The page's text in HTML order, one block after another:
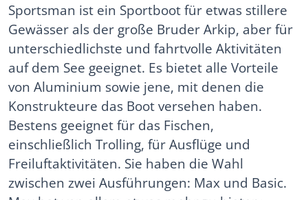
Sportsman ist ein Sportboot für etwas stillere
Gewässer als der große Bruder Arkip, aber für
unterschiedlichste und fahrtvolle Aktivitäten
auf dem See geeignet. Es bietet alle Vorteile
von Aluminium sowie jene, mit denen die
Konstrukteure das Boot versehen haben.
Bestens geeignet für das Fischen,
einschließlich Trolling, für Ausflüge und
Freiluftaktivitäten. Sie haben die Wahl
zwischen zwei Ausführungen: Max und Basic.